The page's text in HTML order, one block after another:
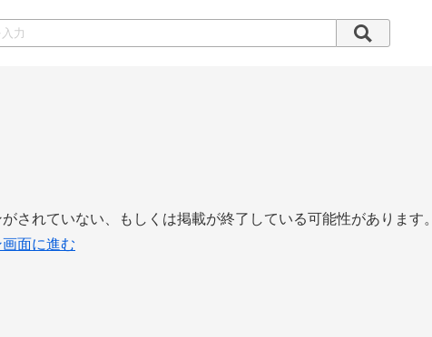
がされていない、もしくは掲載が終了している可能性があります。
画面に進む